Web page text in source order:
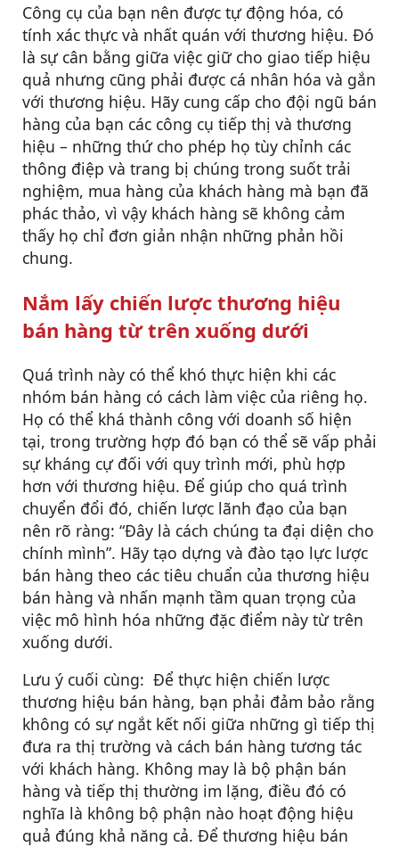
Công cụ của bạn nên được tự động hóa, có
tính xác thực và nhất quán với thương hiệu. Đó
là sự cân bằng giữa việc giữ cho giao tiếp hiệu
quả nhưng cũng phải được cá nhân hóa và gắn
với thương hiệu. Hãy cung cấp cho đội ngũ bán
hàng của bạn các công cụ tiếp thị và thương
hiệu – những thứ cho phép họ tùy chỉnh các
thông điệp và trang bị chúng trong suốt trải
nghiệm, mua hàng của khách hàng mà bạn đã
phác thảo, vì vậy khách hàng sẽ không cảm
thấy họ chỉ đơn giản nhận những phản hồi
chung.
Nắm lấy chiến lược thương hiệu
bán hàng từ trên xuống dưới
Quá trình này có thể khó thực hiện khi các
nhóm bán hàng có cách làm việc của riêng họ.
Họ có thể khá thành công với doanh số hiện
tại, trong trường hợp đó bạn có thể sẽ vấp phải
sự kháng cự đối với quy trình mới, phù hợp
hơn với thương hiệu. Để giúp cho quá trình
chuyển đổi đó, chiến lược lãnh đạo của bạn
nên rõ ràng: “Đây là cách chúng ta đại diện cho
chính mình”. Hãy tạo dựng và đào tạo lực lược
bán hàng theo các tiêu chuẩn của thương hiệu
bán hàng và nhấn mạnh tầm quan trọng của
việc mô hình hóa những đặc điểm này từ trên
xuống dưới.
Lưu ý cuối cùng: Để thực hiện chiến lược
thương hiệu bán hàng, bạn phải đảm bảo rằng
không có sự ngắt kết nối giữa những gì tiếp thị
đưa ra thị trường và cách bán hàng tương tác
với khách hàng. Không may là bộ phận bán
hàng và tiếp thị thường im lặng, điều đó có
nghĩa là không bộ phận nào hoạt động hiệu
quả đúng khả năng cả. Để thương hiệu bán